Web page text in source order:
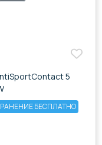
5
БЕСПЛАТНО